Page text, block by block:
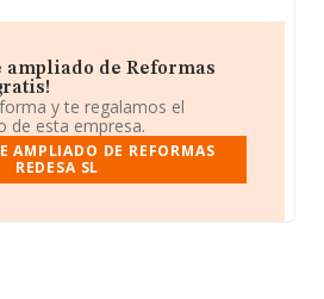
de Reformas
y te regalamos el
de esta empresa.
AMPLIADO DE REFORMAS
REDESA SL